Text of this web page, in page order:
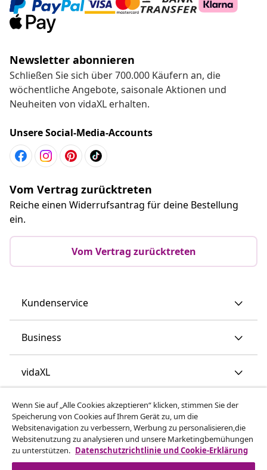
Newsletter abonnieren
Schließen Sie sich über 700.000 Käufern an, die
wöchentliche Angebote, saisonale Aktionen und
Neuheiten von vidaXL erhalten.
Unsere Social-Media-Accounts
Vom Vertrag zurücktreten
Reiche einen Widerrufsantrag für deine Bestellung
ein.
Vom Vertrag zurücktreten
Kundenservice
Business
vidaXL
Mehr entdecken
Wenn Sie auf „Alle Cookies akzeptieren“ klicken, stimmen Sie der
Speicherung von Cookies auf Ihrem Gerät zu, um die
Websitenavigation zu verbessern, Werbung zu personalisieren,die
Websitenutzung zu analysieren und unsere Marketingbemühungen
zu unterstützen. Datenschutzrichtlinie und Cookie-Erklärung